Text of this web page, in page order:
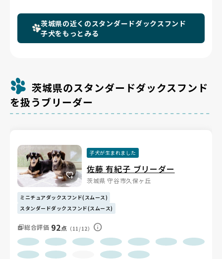
茨城県の近くのスタンダードダックスフンド
子犬をもっとみる
茨城県のスタンダードダックスフンド
を扱うブリーダー
子犬が生まれました
佐藤 有紀子 ブリーダー
茨城県 守谷市久保ヶ丘
ミニチュアダックスフンド(スムース)
スタンダードダックスフンド(スムース)
総合評価 92点 （11/12）